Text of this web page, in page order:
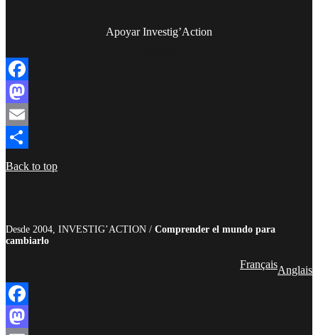
Apoyar Investig’Action
Facebook
Mastodon
Email
Compartir
Back to top
Desde 2004, INVESTIG’ACTION / Comprender el mundo para
cambiarlo
FrançaisAnglais
Facebook